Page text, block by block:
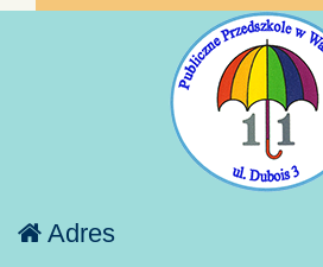
Adres